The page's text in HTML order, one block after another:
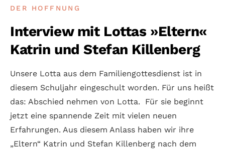
DER HOFFNUNG
Interview mit Lottas »Eltern«
Katrin und Stefan Killenberg
Unsere Lotta aus dem Familiengottesdienst ist in
diesem Schuljahr eingeschult worden. Für uns heißt
das: Abschied nehmen von Lotta. Für sie beginnt
jetzt eine spannende Zeit mit vielen neuen
Erfahrungen. Aus diesem Anlass haben wir ihre
„Eltern“ Katrin und Stefan Killenberg nach dem